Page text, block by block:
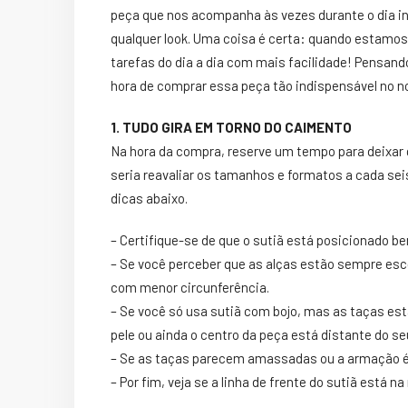
peça que nos acompanha às vezes durante o dia
qualquer look. Uma coisa é certa: quando
tarefas do dia a dia com mais facilidade!
hora de comprar essa peça tão indispensável no
1. TUDO GIRA EM TORNO DO CAIMENTO
Na hora da compra, reserve um tempo para
seria reavaliar os tamanhos e formatos a cada
dicas abaixo.
– Certifique-se de que o sutiã está posicionado
– Se você perceber que as alças estão sempre
com menor circunferência.
– Se você só usa sutiã com bojo, mas as taças
pele ou ainda o centro da peça está distante do
– Se as taças parecem amassadas ou a
– Por fim, veja se a linha de frente do sutiã está